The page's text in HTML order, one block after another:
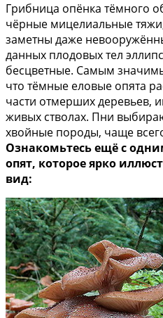
Грибница опёнка тёмного
чёрные мицелиальные
заметны даже
данных плодовых тел
бесцветные. Самым
что тёмные еловые опята
части отмерших деревьев,
живых стволах. Пни
хвойные породы, чаще
Ознакомьтесь ещё с
опят, которое ярко
вид: